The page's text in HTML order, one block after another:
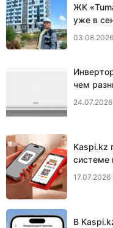
ЖК
уже в
чем
Kaspi.kz
системе
17.07.2026
В